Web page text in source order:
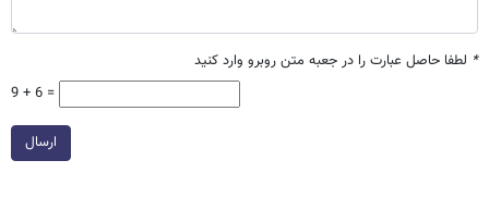
* لطفا حاصل عبارت را در جعبه متن روبرو وارد کنید
9 + 6 =
ارسال